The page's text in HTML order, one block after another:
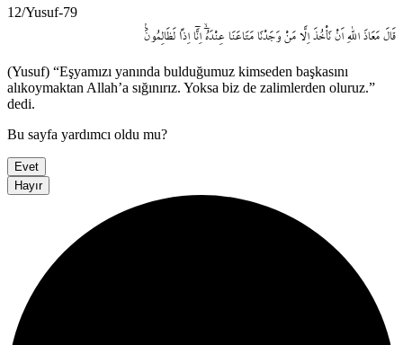
12/Yusuf-79
قَالَ مَعَاذَ اللّٰهِ اَنْ نَأْخُذَ اِلَّا مَنْ وَجَدْنَا مَتَاعَنَا عِنْدَهُٓۙ اِنَّٓا اِذاً لَظَالِمُونَ۟
(Yusuf) “Eşyamızı yanında bulduğumuz kimseden başkasını
alıkoymaktan Allah’a sığınırız. Yoksa biz de zalimlerden oluruz.”
dedi.
Bu sayfa yardımcı oldu mu?
Evet
Hayır